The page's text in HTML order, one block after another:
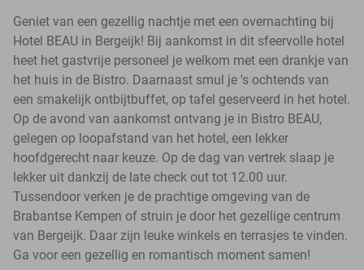
Geniet van een gezellig nachtje met een overnachting bij
Hotel BEAU in Bergeijk! Bij aankomst in dit sfeervolle hotel
heet het gastvrije personeel je welkom met een drankje van
het huis in de Bistro. Daarnaast smul je 's ochtends van
een smakelijk ontbijtbuffet, op tafel geserveerd in het hotel.
Op de avond van aankomst ontvang je in Bistro BEAU,
gelegen op loopafstand van het hotel, een lekker
hoofdgerecht naar keuze. Op de dag van vertrek slaap je
lekker uit dankzij de late check out tot 12.00 uur.
Tussendoor verken je de prachtige omgeving van de
Brabantse Kempen of struin je door het gezellige centrum
van Bergeijk. Daar zijn leuke winkels en terrasjes te vinden.
Ga voor een gezellig en romantisch moment samen!